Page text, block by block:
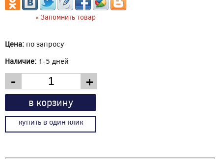
« Запомнить товар
Цена: по запросу
Наличие: 1-5 дней
- +
в корзину
купить в один клик